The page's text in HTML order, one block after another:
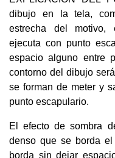
dibujo en la tela,
estrecha del motivo,
ejecuta con punto
espacio alguno entre
contorno del dibujo
se forman de meter y
punto escapulario.
El efecto de sombra
denso que se borda
borda sin dejar